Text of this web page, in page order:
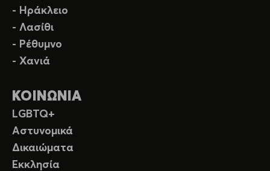
- Ηράκλειο
- Λασίθι
- Ρέθυμνο
- Χανιά
ΚΟΙΝΩΝΙΑ
LGBTQ+
Αστυνομικά
Δικαιώματα
Εκκλησία